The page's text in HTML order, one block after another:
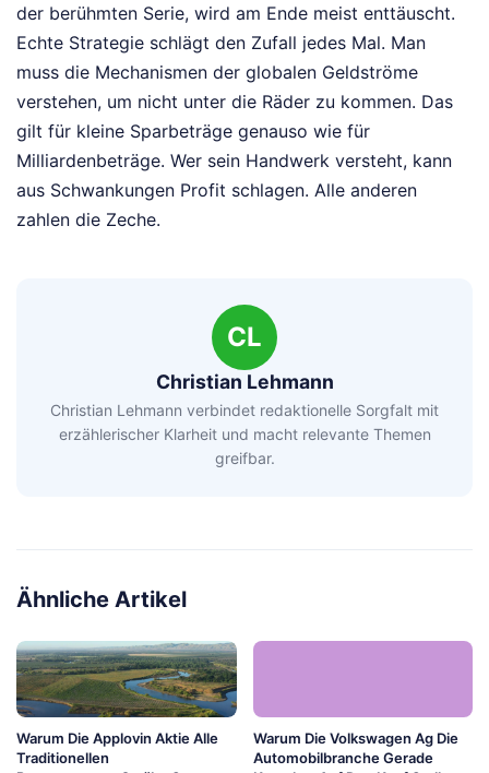
der berühmten Serie, wird am Ende meist enttäuscht.
Echte Strategie schlägt den Zufall jedes Mal. Man
muss die Mechanismen der globalen Geldströme
verstehen, um nicht unter die Räder zu kommen. Das
gilt für kleine Sparbeträge genauso wie für
Milliardenbeträge. Wer sein Handwerk versteht, kann
aus Schwankungen Profit schlagen. Alle anderen
zahlen die Zeche.
CL
Christian Lehmann
Christian Lehmann verbindet redaktionelle Sorgfalt mit
erzählerischer Klarheit und macht relevante Themen
greifbar.
Ähnliche Artikel
Warum Die Applovin Aktie Alle
Traditionellen
Warum Die Volkswagen Ag Die
Automobilbranche Gerade